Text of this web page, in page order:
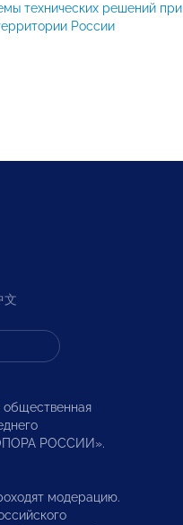
технических решений при
России
文
РОССИИ».
модерацию.